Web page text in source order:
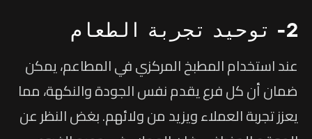
2- توحيد تجربة الطعام
عند استخدام المطبخ المركزي في المطاعم، يمكن
ضمان أن كل فرع يقدم نفس الجودة والنكهة، مما
يعزز تجربة العملاء ويزيد من ولائهم. بغض النظر عن